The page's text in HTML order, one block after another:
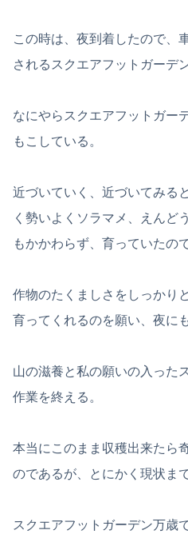
この時は、夜到着したので、
されるスクエアフットガーデ
なにやらスクエアフットガー
もこしている。
近づいていく、近づいてみる
く勢いよくソラマメ、えんど
もかかわらず、育っていたの
作物のたくましさをしっかり
育ってくれるのを願い、夜に
山の滋養と私の願いの入った
作業を終える。
本当にこのまま収穫出来たら
のであるが、とにかく現状ま
スクエアフットガーデン万歳